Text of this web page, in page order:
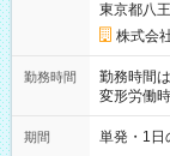
東京都八
株式会
勤務時間
勤務時間
変形労働時間制
～21：00
期間 単発・1日